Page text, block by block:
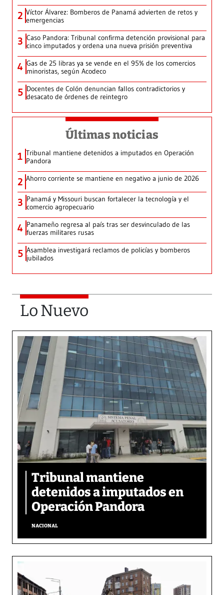
2 Víctor Álvarez: Bomberos de Panamá advierten de retos y
emergencias
3 Caso Pandora: Tribunal confirma detención provisional para
cinco imputados y ordena una nueva prisión preventiva
4 Gas de 25 libras ya se vende en el 95% de los comercios
minoristas, según Acodeco
5 Docentes de Colón denuncian fallos contradictorios y
desacato de órdenes de reintegro
Últimas noticias
1 Tribunal mantiene detenidos a imputados en Operación
Pandora
2 Ahorro corriente se mantiene en negativo a junio de 2026
3 Panamá y Missouri buscan fortalecer la tecnología y el
comercio agropecuario
4 Panameño regresa al país tras ser desvinculado de las
fuerzas militares rusas
5 Asamblea investigará reclamos de policías y bomberos
jubilados
Lo Nuevo
Tribunal mantiene
detenidos a imputados en
Operación Pandora
NACIONAL